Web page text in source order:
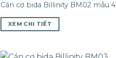
Cán cơ bida Billinity BM02 mẫu 4
XEM CHI TIẾT